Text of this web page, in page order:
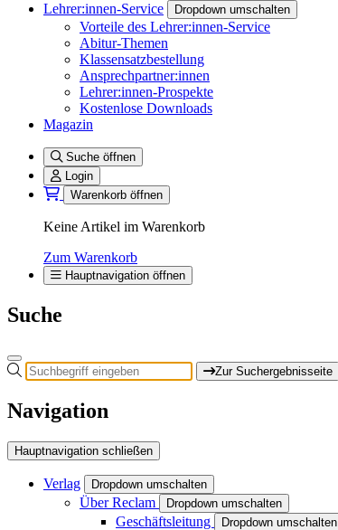
Lehrer:innen-Service
Dropdown umschalten
Vorteile des Lehrer:innen-Service
Abitur-Themen
Klassensatzbestellung
Ansprechpartner:innen
Lehrer:innen-Prospekte
Kostenlose Downloads
Magazin
Suche öffnen
Login
Warenkorb öffnen
Keine Artikel im Warenkorb
Zum Warenkorb
Hauptnavigation öffnen
Suche
Zur Suchergebnisseite
Navigation
Hauptnavigation schließen
Verlag Dropdown umschalten
Über Reclam Dropdown umschalten
Geschäftsleitung Dropdown umschalten